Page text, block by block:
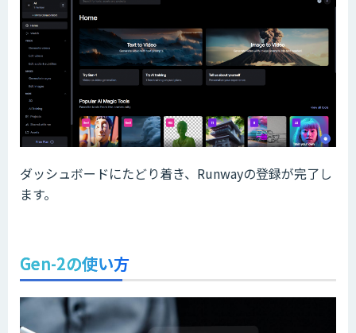
ダッシュボードにたどり着き、Runwayの登録が完了し
ます。
Gen-2の使い方